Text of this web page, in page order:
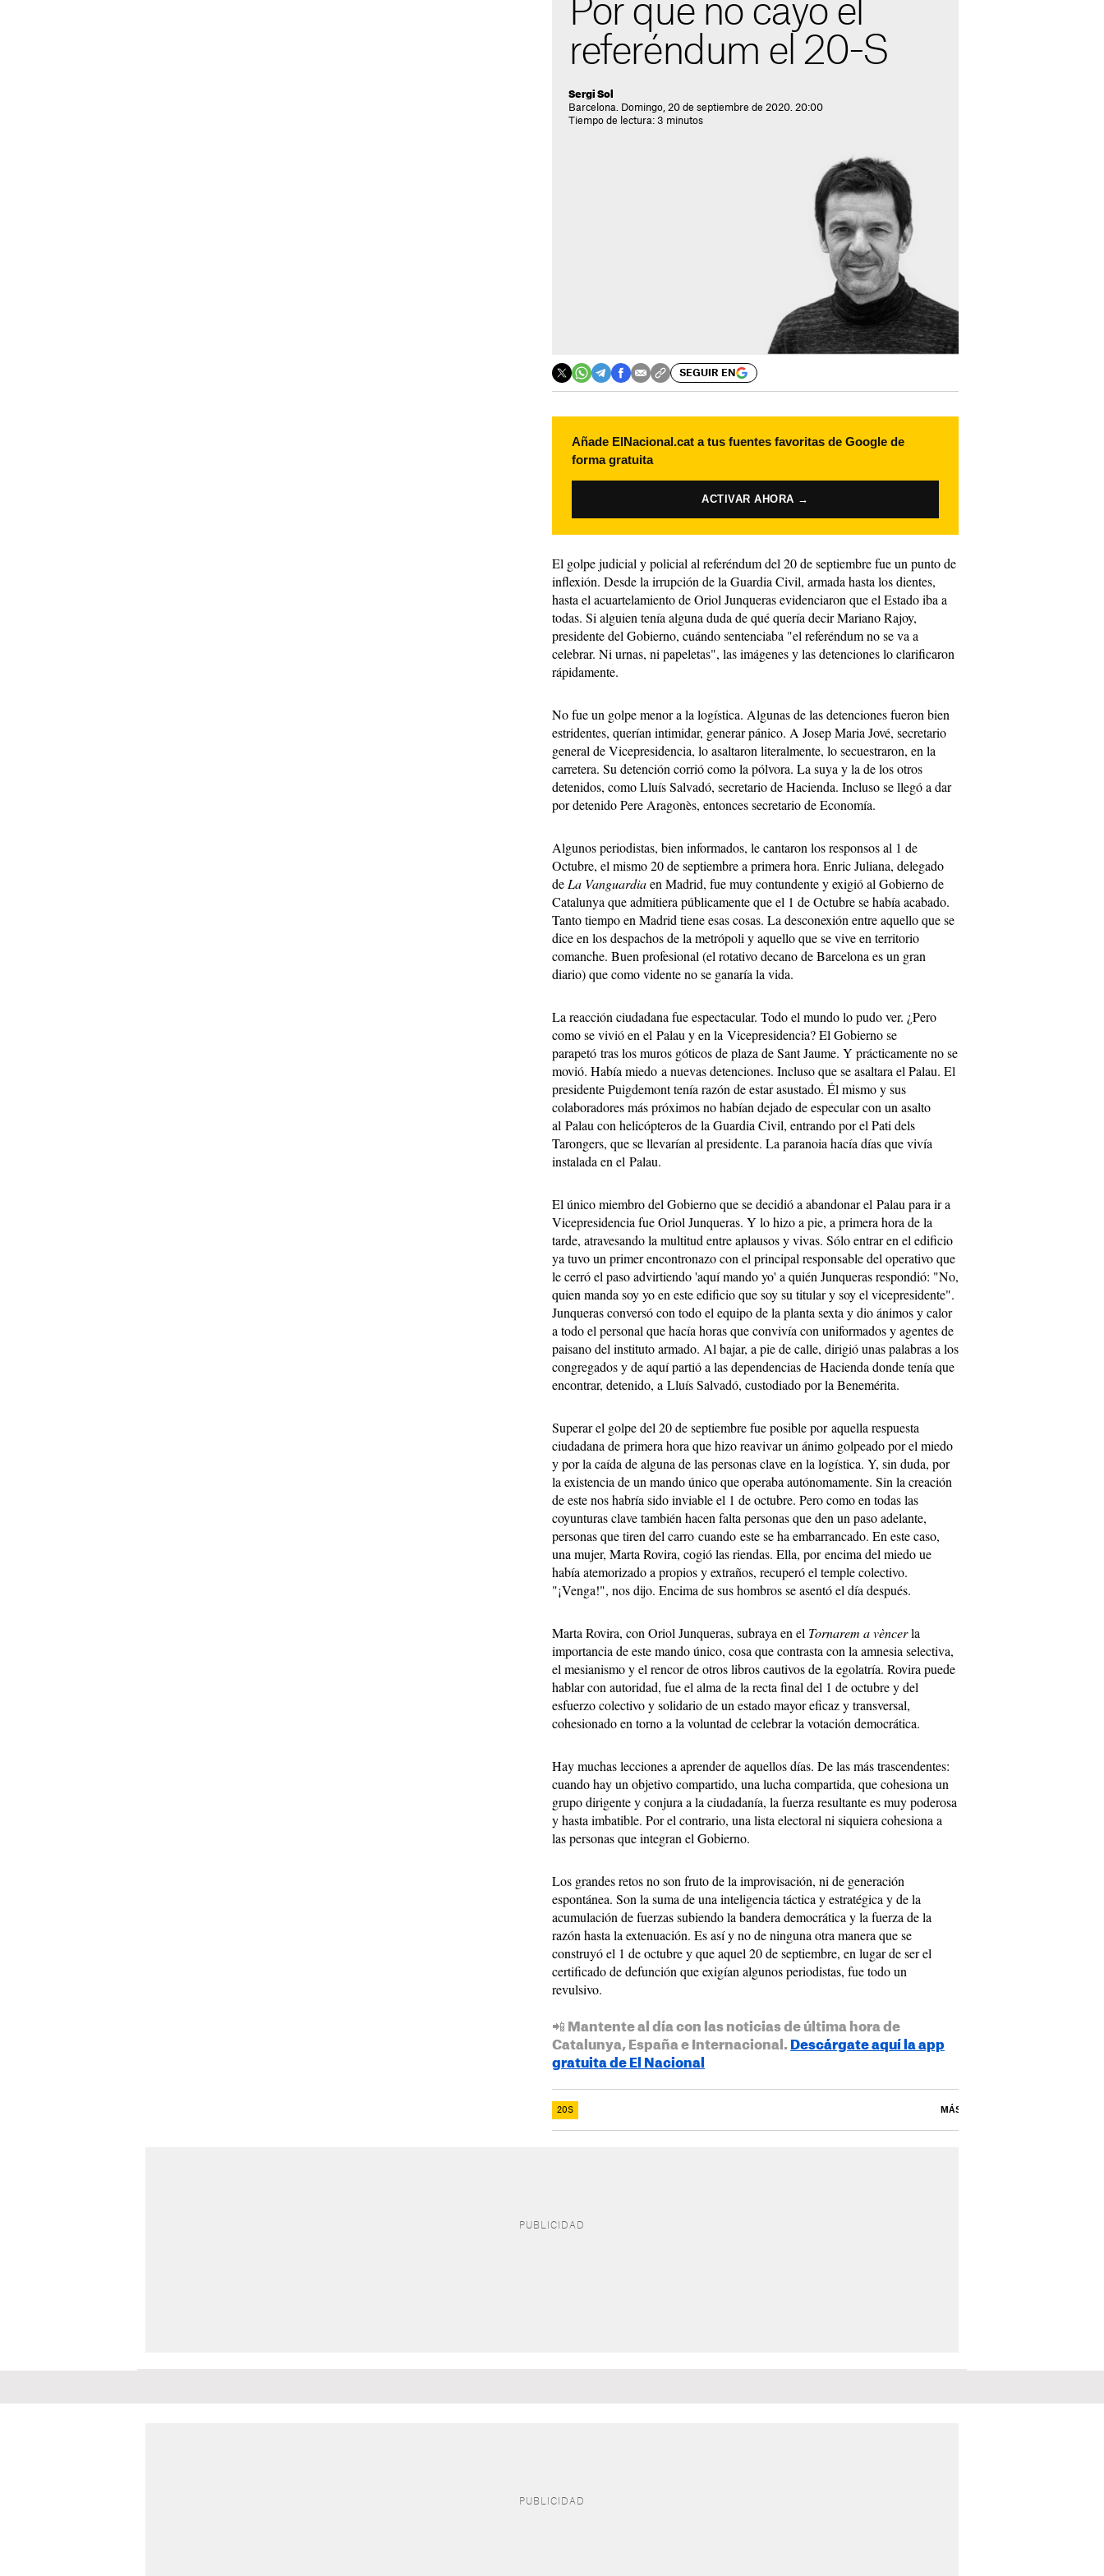
Por qué no cayó el
referéndum el 20-S
Sergi Sol
Barcelona. Domingo, 20 de septiembre de 2020. 20:00
Tiempo de lectura: 3 minutos
SEGUIR EN
Añade ElNacional.cat a tus fuentes favoritas de Google de
forma gratuita
ACTIVAR AHORA →
El golpe judicial y policial al referéndum del 20 de septiembre fue un punto de
inflexión. Desde la irrupción de la Guardia Civil, armada hasta los dientes,
hasta el acuartelamiento de Oriol Junqueras evidenciaron que el Estado iba a
todas. Si alguien tenía alguna duda de qué quería decir Mariano Rajoy,
presidente del Gobierno, cuándo sentenciaba "el referéndum no se va a
celebrar. Ni urnas, ni papeletas", las imágenes y las detenciones lo clarificaron
rápidamente.
No fue un golpe menor a la logística. Algunas de las detenciones fueron bien
estridentes, querían intimidar, generar pánico. A Josep Maria Jové, secretario
general de Vicepresidencia, lo asaltaron literalmente, lo secuestraron, en la
carretera. Su detención corrió como la pólvora. La suya y la de los otros
detenidos, como Lluís Salvadó, secretario de Hacienda. Incluso se llegó a dar
por detenido Pere Aragonès, entonces secretario de Economía.
Algunos periodistas, bien informados, le cantaron los responsos al 1 de
Octubre, el mismo 20 de septiembre a primera hora. Enric Juliana, delegado
de La Vanguardiaen Madrid, fue muy contundente y exigió al Gobierno de
Catalunya que admitiera públicamente que el 1 de Octubre se había acabado.
Tanto tiempo en Madrid tiene esas cosas. La desconexión entre aquello que se
dice en los despachos de la metrópoli y aquello que se vive en territorio
comanche. Buen profesional (el rotativo decano de Barcelona es un gran
diario) que como vidente no se ganaría la vida.
La reacción ciudadana fue espectacular. Todo el mundo lo pudo ver. ¿Pero
como se vivió en el Palau y en la Vicepresidencia? El Gobierno se
parapetó tras los muros góticos de plaza de Sant Jaume. Y prácticamente no se
movió. Había miedo a nuevas detenciones. Incluso que se asaltara el Palau. El
presidente Puigdemont tenía razón de estar asustado. Él mismo y sus
colaboradores más próximos no habían dejado de especular con un asalto
al Palau con helicópteros de la Guardia Civil, entrando por el Pati dels
Tarongers, que se llevarían al presidente. La paranoia hacía días que vivía
instalada en el Palau.
El único miembro del Gobierno que se decidió a abandonar el Palau para ir a
Vicepresidencia fue Oriol Junqueras. Y lo hizo a pie, a primera hora de la
tarde, atravesando la multitud entre aplausos y vivas. Sólo entrar en el edificio
ya tuvo un primer encontronazo con el principal responsable del operativo que
le cerró el paso advirtiendo 'aquí mando yo' a quién Junqueras respondió: "No,
quien manda soy yo en este edificio que soy su titular y soy el vicepresidente".
Junqueras conversó con todo el equipo de la planta sexta y dio ánimos y calor
a todo el personal que hacía horas que convivía con uniformados y agentes de
paisano del instituto armado. Al bajar, a pie de calle, dirigió unas palabras a los
congregados y de aquí partió a las dependencias de Hacienda donde tenía que
encontrar, detenido, a Lluís Salvadó, custodiado por la Benemérita.
Superar el golpe del 20 de septiembre fue posible por aquella respuesta
ciudadana de primera hora que hizo reavivar un ánimo golpeado por el miedo
y por la caída de alguna de las personas clave en la logística. Y, sin duda, por
la existencia de un mando único que operaba autónomamente. Sin la creación
de este nos habría sido inviable el 1 de octubre. Pero como en todas las
coyunturas clave también hacen falta personas que den un paso adelante,
personas que tiren del carro cuando este se ha embarrancado. En este caso,
una mujer, Marta Rovira, cogió las riendas. Ella, por encima del miedo ue
había atemorizado a propios y extraños, recuperó el temple colectivo.
"¡Venga!", nos dijo. Encima de sus hombros se asentó el día después.
Marta Rovira, con Oriol Junqueras, subraya en el Tornarem a vèncerla
importancia de este mando único, cosa que contrasta con la amnesia selectiva,
el mesianismo y el rencor de otros libros cautivos de la egolatría. Rovira puede
hablar con autoridad, fue el alma de la recta final del 1 de octubre y del
esfuerzo colectivo y solidario de un estado mayor eficaz y transversal,
cohesionado en torno a la voluntad de celebrar la votación democrática.
Hay muchas lecciones a aprender de aquellos días. De las más trascendentes:
cuando hay un objetivo compartido, una lucha compartida, que cohesiona un
grupo dirigente y conjura a la ciudadanía, la fuerza resultante es muy poderosa
y hasta imbatible. Por el contrario, una lista electoral ni siquiera cohesiona a
las personas que integran el Gobierno.
Los grandes retos no son fruto de la improvisación, ni de generación
espontánea. Son la suma de una inteligencia táctica y estratégica y de la
acumulación de fuerzas subiendo la bandera democrática y la fuerza de la
razón hasta la extenuación. Es así y no de ninguna otra manera que se
construyó el 1 de octubre y que aquel 20 de septiembre, en lugar de ser el
certificado de defunción que exigían algunos periodistas, fue todo un
revulsivo.
📲 Mantente al día con las noticias de última hora de
Catalunya, España e Internacional. Descárgate aquí la app
gratuita de El Nacional
20S MÁS